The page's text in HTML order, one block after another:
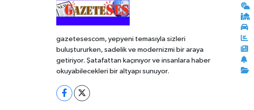
gazetesescom, yepyeni temasıyla sizleri
buluştururken, sadelik ve modernizmi bir araya
getiriyor. Şatafattan kaçınıyor ve insanlara haber
okuyabilecekleri bir altyapı sunuyor.